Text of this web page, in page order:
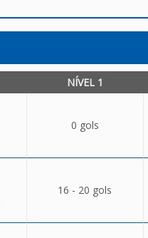
NÍVEL 1
0 gols
16 - 20 gols